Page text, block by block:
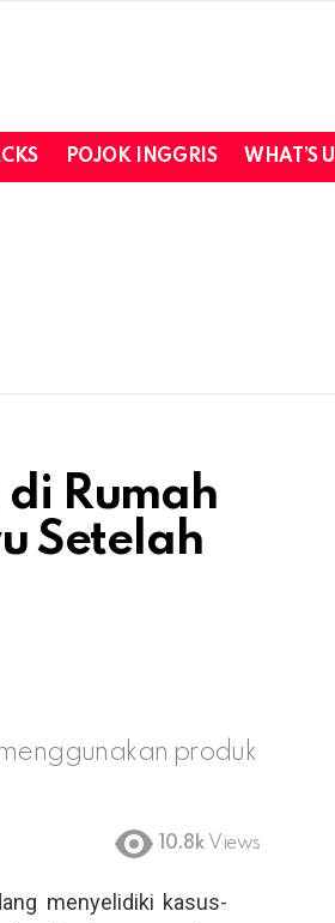
POJOK INGGRIS WHAT’S
Rumah
Setelah
produk
10.8k Views
menyelidiki kasus-